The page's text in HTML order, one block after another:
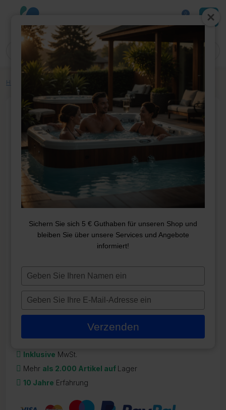
0
Home Whirlpool-Teile Abdeckung 200*200
ABDECKUNG 200*200
694,98€
Auf Lager
Inklusive MwSt.
Mehr als 2.000 Artikel auf Lager
10 Jahre Erfahrung
Sichern Sie sich 5 € Guthaben für unseren Shop und
bleiben Sie über unsere Services und Angebote
informiert!
Typ
naam
Typ
e-
in
Verzenden